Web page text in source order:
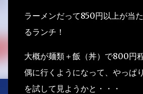
ラーメンだって850円以上が当
るランチ！
大概が麺類＋飯（丼）で800円
偶に行くようになって、やっぱ
を試して見ようかと・・・